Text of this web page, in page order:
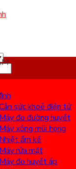
sức khoẻ điện tử
Máy đo đường huyết
Máy xông mũi họng
Nhiệt ẩm kế
Máy rửa mặt
Máy đo huyết áp